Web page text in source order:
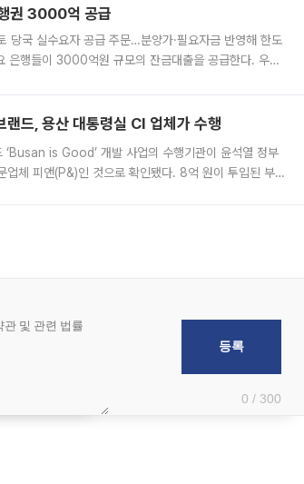
권 3000억 공급
당국 실수요자 공급 주문…분양가·필요자금 반영해 한도
은행들이 3000억원 규모의 잔금대출을 공급한다. 우리
, 용산 대통령실 CI 업체가 수행
‘Busan is Good’ 개발 사업의 수행기관이 윤석열 정부
체 피앤(P&)인 것으로 확인됐다. 8억 원이 투입된 부산
0 / 300